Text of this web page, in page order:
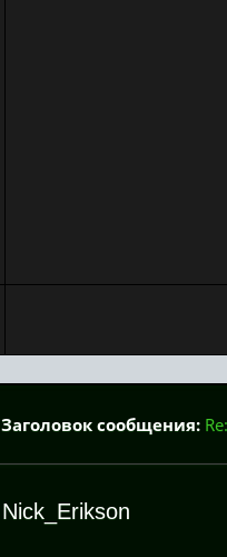
Заголовок сообщения:
Nick_Erikson